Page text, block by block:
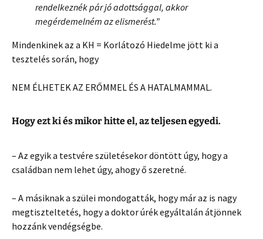
rendelkeznék pár jó adottsággal, akkor
megérdemelném az elismerést.”
Mindenkinek az a KH = Korlátozó Hiedelme jött ki a
tesztelés során, hogy
NEM ÉLHETEK AZ ERŐMMEL ÉS A HATALMAMMAL.
Hogy ezt ki és mikor hitte el, az teljesen egyedi.
– Az egyik a testvére születésekor döntött úgy, hogy a
családban nem lehet úgy, ahogy ő szeretné.
– A másiknak a szülei mondogatták, hogy már az is nagy
megtiszteltetés, hogy a doktor úrék egyáltalán átjönnek
hozzánk vendégségbe.